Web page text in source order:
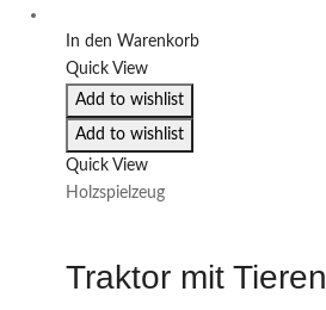
In den Warenkorb
Quick View
Add to wishlist
Add to wishlist
Quick View
Holzspielzeug
Traktor mit Tieren